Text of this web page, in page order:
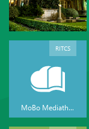
MoBo Mediatheek
RITCS